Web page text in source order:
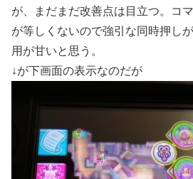
が、まだまだ改善点は目立つ。コ
が等しくないので強引な同時押し
用が甘いと思う。
↓が下画面の表示なのだが